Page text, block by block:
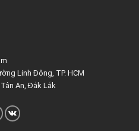
Linh Đông, TP. HCM
An, Đắk Lắk